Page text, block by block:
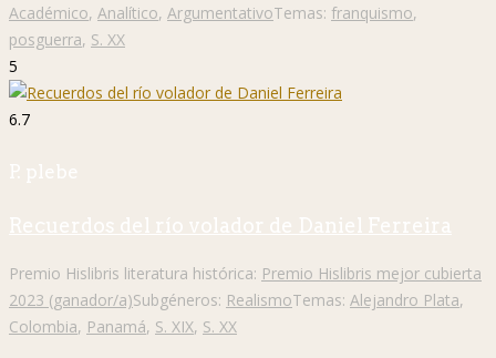
Académico, Analítico, ArgumentativoTemas: franquismo,
posguerra, S. XX
5
6.7
P. plebe
Recuerdos del río volador de Daniel Ferreira
Premio Hislibris literatura histórica: Premio Hislibris mejor cubierta
2023 (ganador/a)Subgéneros: RealismoTemas: Alejandro Plata,
Colombia, Panamá, S. XIX, S. XX